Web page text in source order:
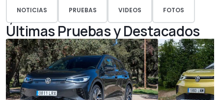
NOTICIAS PRUEBAS VIDEOS FOTOS
Últimas Pruebas y Destacados